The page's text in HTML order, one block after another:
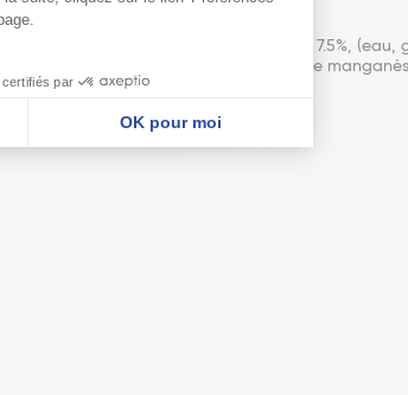
de plantes et de propolis : 7.5%,
et minéraux : vitamine C, gluconate de